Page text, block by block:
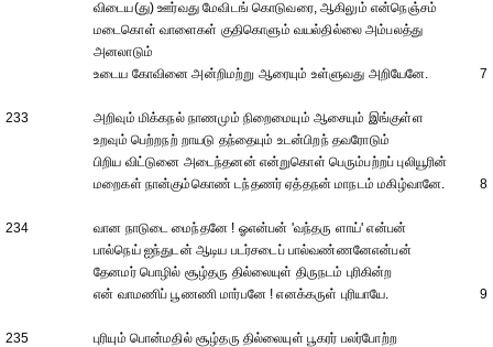
விடைய(து) ஊர்வது மேவிடங் கொடுவரை, ஆகிலும் என்நெஞ்சம்
மடைகொள் வாளைகள் குதிகொளும் வயல்தில்லை அம்பலத்து
அனலாடும்
உடைய கோவினை அன்றிமற்று ஆரையும் உள்ளுவது அறியேனே.
7
233
அறிவும் மிக்கநல் நாணமும் நிறைமையும் ஆசையும் இங்குள்ள
உறவும் பெற்றநற் றாயடு தந்தையும் உடன்பிறந் தவரோடும்
பிறிய விட்டுனை அடைந்தனன் என்றுகொள் பெரும்பற்றப் புலியூரின்
மறைகள் நான்கும்கொண் டந்தணர் ஏத்தநன் மாநடம் மகிழ்வானே.
8
234
வான நாடுடை மைந்தனே ! ஓஎன்பன் 'வந்தரு ளாய்' என்பன்
பால்நெய் ஐந்துடன் ஆடிய படர்சடைப் பால்வண்ணனேஎன்பன்
தேனமர் பொழில் சூழ்தரு தில்லையுள் திருநடம் புரிகின்ற
என் வாமணிப் பூணணி மார்பனே ! எனக்கருள் புரியாயே.
9
235
புரியும் பொன்மதில் சூழ்தரு தில்லையுள் பூகரர் பலர்போற்ற